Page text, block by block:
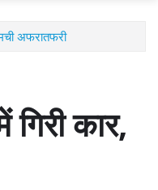
अफरातफरी
कार,